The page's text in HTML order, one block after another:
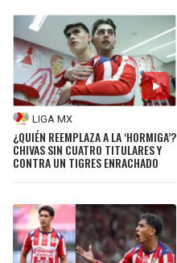
LIGA MX
¿QUIÉN REEMPLAZA A LA ‘HORMIGA’?
CHIVAS SIN CUATRO TITULARES Y
CONTRA UN TIGRES ENRACHADO